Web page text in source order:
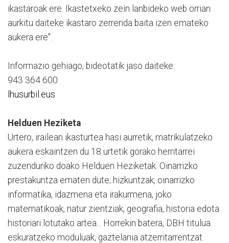
ikastaroak ere. Ikastetxeko zein lanbideko web orrian
aurkitu daiteke ikastaro zerrenda baita izen emateko
aukera ere".
Informazio gehiago, bideotatik jaso daiteke:
943 364 600
lhusurbil.eus
Helduen Heziketa
Urtero, irailean ikasturtea hasi aurretik, matrikulatzeko
aukera eskaintzen du 18 urtetik gorako herritarrei
zuzenduriko doako Helduen Heziketak. Oinarrizko
prestakuntza ematen dute; hizkuntzak, oinarrizko
informatika, idazmena eta irakurmena, joko
matematikoak, natur zientziak, geografia, historia edota
historiari lotutako artea... Horrekin batera, DBH titulua
eskuratzeko moduluak, gaztelania atzerritarrentzat.